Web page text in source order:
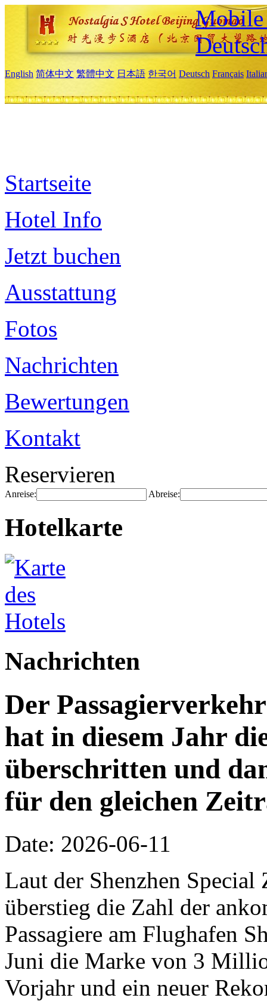
Mobile
English 简体中文 繁體中文 日本語 한국어 Deutsch Français
Startseite
Hotel Info
Jetzt buchen
Ausstattung
Fotos
Nachrichten
Bewertungen
Kontakt
Reservieren
Anreise: Abreise:
Hotelkarte
Nachrichten
Der
hat in diesem Jahr
überschritten und
für den gleichen
Date: 2026-06-11
Laut der Shenzhen
überstieg die Zahl der
Passagiere am Flughafen
Juni die Marke von 3
Vorjahr und ein neuer